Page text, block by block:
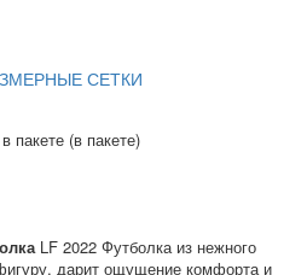
СЕТКИ
пакете (в пакете)
LF 2022 Футболка из нежного
дарит ощущение комфорта и